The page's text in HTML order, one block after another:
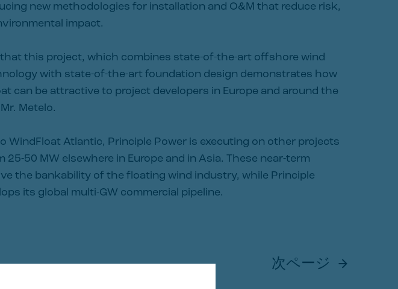
new methodologies for installation and O&M that reduce risk,
impact.
that this project, which combines state-of-the-art offshore wind
with state-of-the-art foundation design demonstrates how
can be attractive to project developers in Europe and around the
Metelo.
WindFloat Atlantic, Principle Power is executing on other projects
25-50 MW elsewhere in Europe and in Asia. These near-term
the bankability of the floating wind industry, while Principle
its global multi-GW commercial pipeline.
次ページ